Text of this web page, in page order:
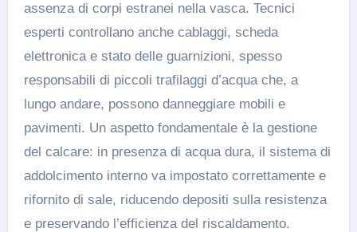
assenza di corpi estranei nella vasca. Tecnici
esperti controllano anche cablaggi, scheda
elettronica e stato delle guarnizioni, spesso
responsabili di piccoli trafilaggi d’acqua che, a
lungo andare, possono danneggiare mobili e
pavimenti. Un aspetto fondamentale è la gestione
del calcare: in presenza di acqua dura, il sistema di
addolcimento interno va impostato correttamente e
rifornito di sale, riducendo depositi sulla resistenza
e preservando l’efficienza del riscaldamento.